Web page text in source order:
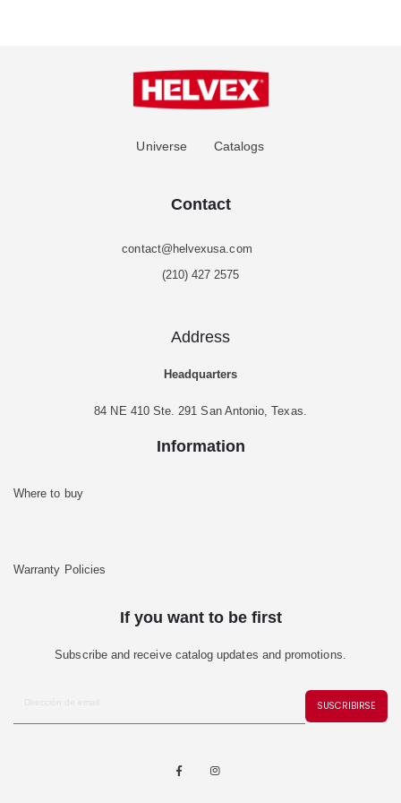
Universe Catalogs
Contact
contact@helvexusa.com
(210) 427 2575
Address
Headquarters
84 NE 410 Ste. 291 San Antonio, Texas.
Information
Where to buy
Warranty Policies
If you want to be first
Subscribe and receive catalog updates and promotions.
SUSCRIBIRSE